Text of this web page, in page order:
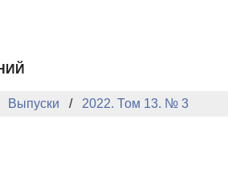
Выпуски 2022. Том 13. № 3